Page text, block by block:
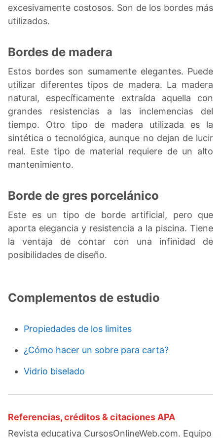
excesivamente costosos. Son de los bordes más
utilizados.
Bordes de madera
Estos bordes son sumamente elegantes. Puede
utilizar diferentes tipos de madera. La madera
natural, específicamente extraída aquella con
grandes resistencias a las inclemencias del
tiempo. Otro tipo de madera utilizada es la
sintética o tecnológica, aunque no dejan de lucir
real. Este tipo de material requiere de un alto
mantenimiento.
Borde de gres porcelánico
Este es un tipo de borde artificial, pero que
aporta elegancia y resistencia a la piscina. Tiene
la ventaja de contar con una infinidad de
posibilidades de diseño.
Complementos de estudio
Propiedades de los limites
¿Cómo hacer un sobre para carta?
Vidrio biselado
Referencias, créditos & citaciones APA
Revista educativa CursosOnlineWeb.com. Equipo